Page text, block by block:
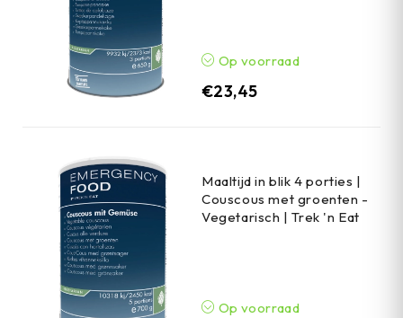
Op voorraad
€23,45
Maaltijd in blik 4 porties |
Couscous met groenten -
Vegetarisch | Trek 'n Eat
Op voorraad